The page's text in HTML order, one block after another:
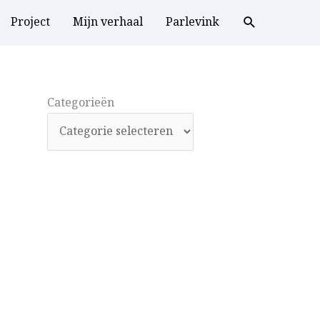
Project Mijn verhaal Parlevink
Categorieën
Categorieën